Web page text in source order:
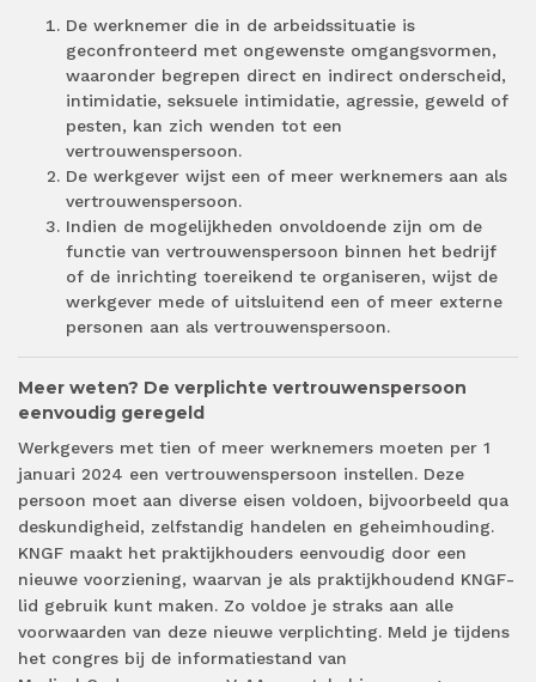
De werknemer die in de arbeidssituatie is
geconfronteerd met ongewenste omgangsvormen,
waaronder begrepen direct en indirect onderscheid,
intimidatie, seksuele intimidatie, agressie, geweld of
pesten, kan zich wenden tot een
vertrouwenspersoon.
De werkgever wijst een of meer werknemers aan als
vertrouwenspersoon.
Indien de mogelijkheden onvoldoende zijn om de
functie van vertrouwenspersoon binnen het bedrijf
of de inrichting toereikend te organiseren, wijst de
werkgever mede of uitsluitend een of meer externe
personen aan als vertrouwenspersoon.
Meer weten? De verplichte vertrouwenspersoon
eenvoudig geregeld
Werkgevers met tien of meer werknemers moeten per 1
januari 2024 een vertrouwenspersoon instellen. Deze
persoon moet aan diverse eisen voldoen, bijvoorbeeld qua
deskundigheid, zelfstandig handelen en geheimhouding.
KNGF maakt het praktijkhouders eenvoudig door een
nieuwe voorziening, waarvan je als praktijkhoudend KNGF-
lid gebruik kunt maken. Zo voldoe je straks aan alle
voorwaarden van deze nieuwe verplichting. Meld je tijdens
het congres bij de informatiestand van